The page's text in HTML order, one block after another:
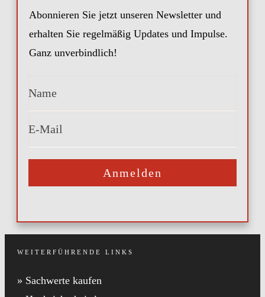
Abonnieren Sie jetzt unseren Newsletter und
erhalten Sie regelmäßig Updates und Impulse.
Ganz unverbindlich!
Anmelden
WEITERFÜHRENDE LINKS
» Sachwerte kaufen